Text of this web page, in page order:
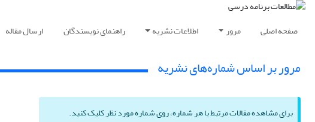
صفحه اصلی مرور اطلاعات نشریه راهنمای نویسندگان ارسال مقاله
مرور بر اساس شماره‌های نشریه
برای مشاهده مقالات مرتبط با هر شماره، روی شماره مورد نظر کلیک کنید.